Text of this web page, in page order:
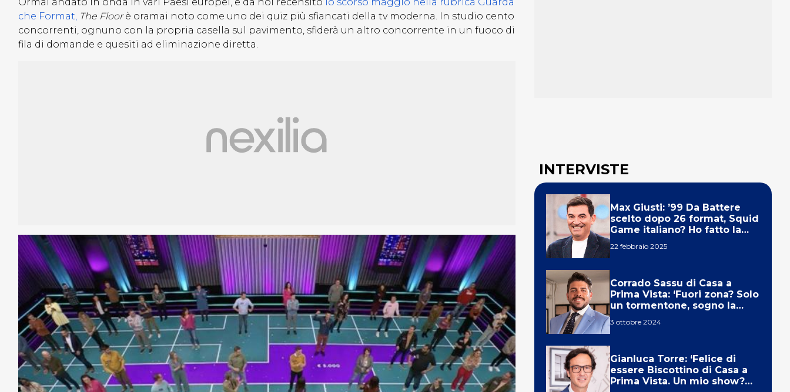
che Format, The Floorè oramai noto come uno dei quiz più sfiancati della tv moderna. In studio cento
concorrenti, ognuno con la propria casella sul pavimento, sfiderà un altro concorrente in un fuoco di
fila di domande e quesiti ad eliminazione diretta.
INTERVISTE
Max Giusti: ’99 Da Battere
scelto dopo 26 format, Squid
Game italiano? Ho fatto la
22 febbraio 2025
Corrado Sassu di Casa a
Prima Vista: ‘Fuori zona? Solo
un tormentone, sogno la
3 ottobre 2024
Gianluca Torre: ‘Felice di
essere Biscottino di Casa a
Prima Vista. Un mio show?